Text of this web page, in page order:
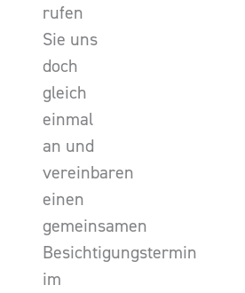
rufen
Sie uns
doch
gleich
einmal
an und
vereinbaren
einen
gemeinsamen
Besichtigungstermin
im